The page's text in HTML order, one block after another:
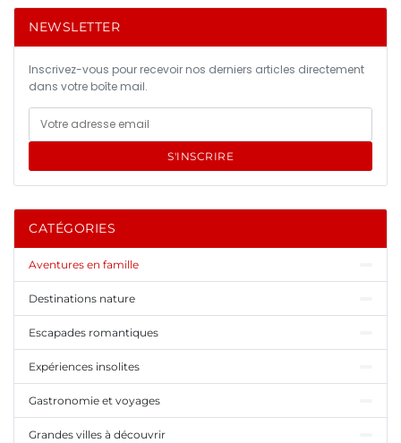
NEWSLETTER
Inscrivez-vous pour recevoir nos derniers articles directement
dans votre boîte mail.
S'INSCRIRE
CATÉGORIES
Aventures en famille
Destinations nature
Escapades romantiques
Expériences insolites
Gastronomie et voyages
Grandes villes à découvrir